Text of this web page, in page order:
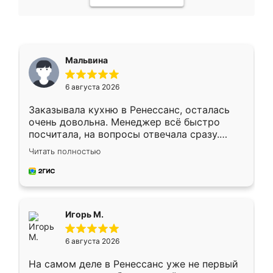
Мальвина
6 августа 2026
Заказывала кухню в Ренессанс, осталась
очень довольна. Менеджер всё быстро
посчитала, на вопросы отвечала сразу.
Замерщик приехал в субботу, подошёл к
делу со всей ответственностью. Собрали
за день, ребята работали аккуратно, даже
Читать полностью
Игорь М.
6 августа 2026
На самом деле в Ренессанс уже не первый